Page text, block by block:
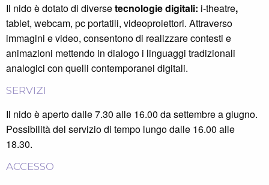
Il nido è dotato di diversetecnologie digitali: i-theatre,
tablet, webcam, pc portatili, videoproiettori. Attraverso
immagini e video, consentono di realizzare contesti e
animazioni mettendo in dialogo i linguaggi tradizionali
analogici con quelli contemporanei digitali.
SERVIZI
Il nido è aperto dalle 7.30 alle 16.00 da settembre a giugno.
Possibilità del servizio di tempo lungo dalle 16.00 alle
18.30.
ACCESSO